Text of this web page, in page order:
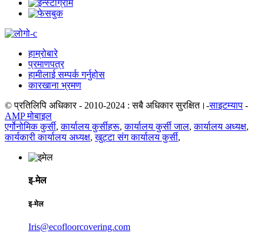
हाम्रोबारे
प्रमाणपत्र
हामीलाई सम्पर्क गर्नुहोस
कारखाना भ्रमण
© प्रतिलिपि अधिकार - 2010-2024 : सबै अधिकार सुरक्षित।-साइटम्याप -
AMP मोबाइल
एर्गोनोमिक कुर्सी,कार्यालय कुर्सीहरू,कार्यालय कुर्सी जाल,कार्यालय अध्यक्ष,
कार्यकारी कार्यालय अध्यक्ष,खुट्टा संग कार्यालय कुर्सी,
इ-मेल
इ-मेल
Iris@ecofloorcovering.com